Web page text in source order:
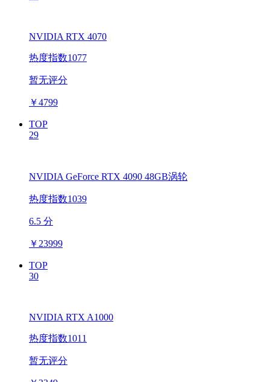
NVIDIA RTX 4070
热度指数1077
暂无评分
￥4799
TOP
29
NVIDIA GeForce RTX 4090 48GB涡轮
热度指数1039
6.5 分
￥ 23999
TOP
30
NVIDIA RTX A1000
热度指数1011
暂无评分